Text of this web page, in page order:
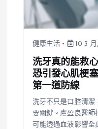
健康生活 10 3
洗牙真的能救
恐引發心肌梗
第一道防線
洗牙不只是口腔清潔
要關鍵。盧盈良醫師
可能透過血液影響全